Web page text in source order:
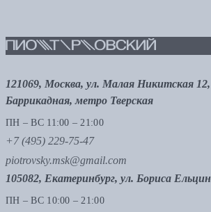
121069, Москва, ул. Малая Никитская
Баррикадная, метро Тверская
ПН – ВС 11:00 – 21:00
+7 (495) 229-75-47
piotrovsky.msk@gmail.com
105082, Екатеринбург, ул. Бориса
ПН – ВС 10:00 – 21:00